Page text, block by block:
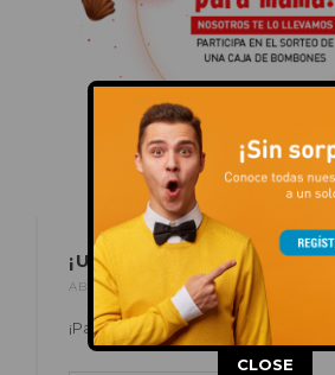
¡UN DETALLE PARA
ABR 24, 2020 PORC.C. AUGUSTA
¡Participa en nuestro Facebook o
This popup will close in:
CLOSE